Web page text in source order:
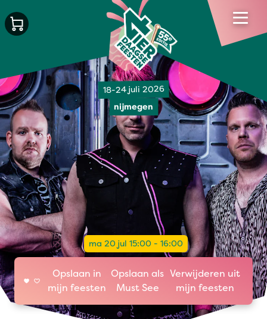
18-24 juli 2026
nijmegen
ma 20 jul 15:00 - 16:00
Opslaan in
mijn feesten
Opslaan als
Must See
Verwijderen uit
mijn feesten